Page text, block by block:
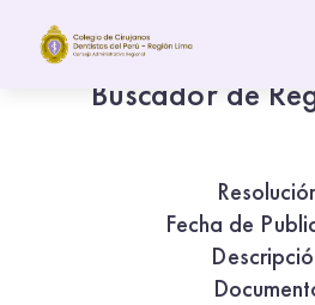
Buscador de
Fecha de